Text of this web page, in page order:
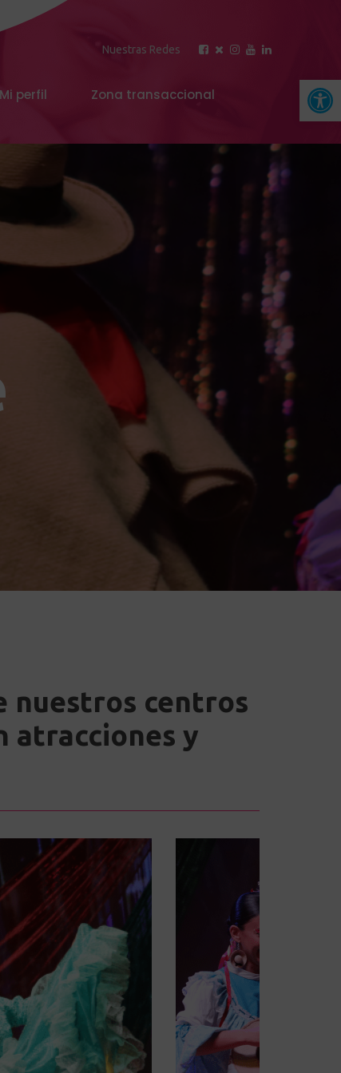
Abrir
Nuestras Redes
Mi perfil Zona transaccional
nuestros centros
atracciones y